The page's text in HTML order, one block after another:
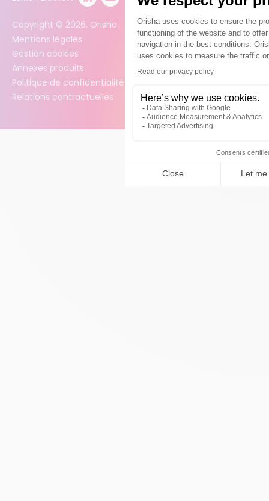
Copyright © 2026. Orisha
Mentions légales
Gestion cookies
Annexes produits
Politique de confidentialité des données
Relations contractuelles